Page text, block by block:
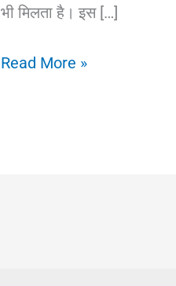
भी मिलता है। इस […]
टीम
Read More »